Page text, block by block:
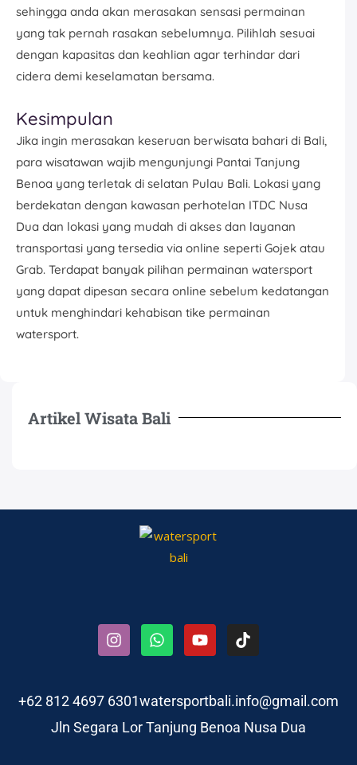
sehingga anda akan merasakan sensasi permainan
yang tak pernah rasakan sebelumnya. Pilihlah sesuai
dengan kapasitas dan keahlian agar terhindar dari
cidera demi keselamatan bersama.
Kesimpulan
Jika ingin merasakan keseruan berwisata bahari di Bali,
para wisatawan wajib mengunjungi Pantai Tanjung
Benoa yang terletak di selatan Pulau Bali. Lokasi yang
berdekatan dengan kawasan perhotelan ITDC Nusa
Dua dan lokasi yang mudah di akses dan layanan
transportasi yang tersedia via online seperti Gojek atau
Grab. Terdapat banyak pilihan permainan watersport
yang dapat dipesan secara online sebelum kedatangan
untuk menghindari kehabisan tike permainan
watersport.
Artikel Wisata Bali
+62 812 4697 6301watersportbali.info@gmail.com
Jln Segara Lor Tanjung Benoa Nusa Dua